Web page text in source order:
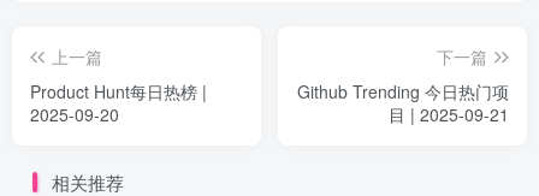
上一篇
Product Hunt每日热榜 |
2025-09-20
下一篇
Github Trending 今日热门项
目 | 2025-09-21
相关推荐